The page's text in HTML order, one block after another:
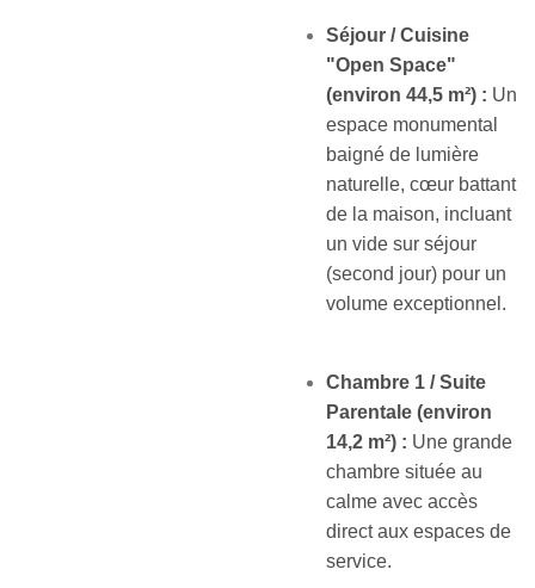
Séjour / Cuisine
"Open Space"
(environ 44,5 m²) : Un
espace monumental
baigné de lumière
naturelle, cœur battant
de la maison, incluant
un vide sur séjour
(second jour) pour un
volume exceptionnel.
Chambre 1 / Suite
Parentale (environ
14,2 m²) : Une grande
chambre située au
calme avec accès
direct aux espaces de
service.